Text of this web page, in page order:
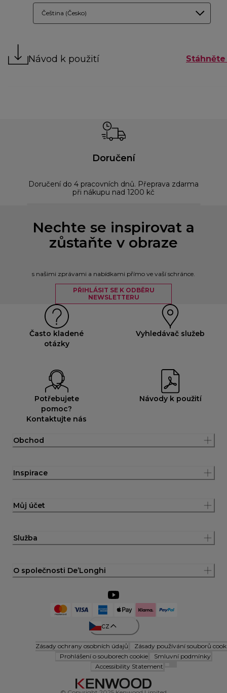
Čeština (Česko)
Návod k použití
Doručení
Doručení do 4 pracovních dnů. Přeprava zdarma
při nákupu nad 1200 kč
Nechte se inspirovat a
zůstaňte v obraze
s našimi zprávami a nabídkami přímo ve vaší schránce.
PŘIHLÁSIT SE K ODBĚRU
NEWSLETTERU
Často kladené
otázky
Vyhledávač služeb
Potřebujete
pomoc?
Kontaktujte nás
Návody k použití
Obchod
Inspirace
Můj účet
Služba
O společnosti De’Longhi
cz
Zásady ochrany osobních údajů
Zásady používání souborů
Prohlášení o souborech cookie
Smluvní podmínky
Accessibility Statement